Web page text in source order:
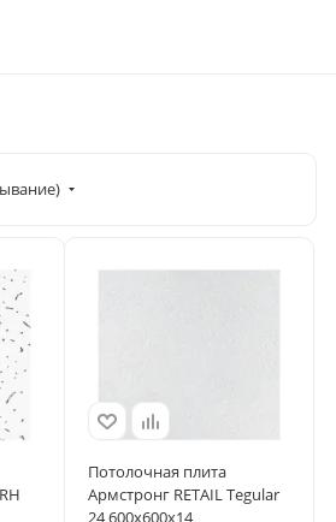
Потолочная плита
Армстронг RETAIL Tegular
24 600x600x14